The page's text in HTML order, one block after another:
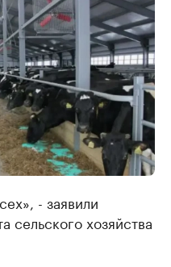
- заявили
сельского хозяйства